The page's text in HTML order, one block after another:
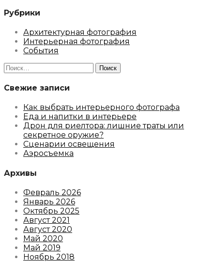
Рубрики
Архитектурная фотография
Интерьерная фотография
События
Найти:
Свежие записи
Как выбрать интерьерного фотографа
Еда и напитки в интерьере
Дрон для риелтора: лишние траты или
секретное оружие?
Сценарии освещения
Аэросъемка
Архивы
Февраль 2026
Январь 2026
Октябрь 2025
Август 2021
Август 2020
Май 2020
Май 2019
Ноябрь 2018